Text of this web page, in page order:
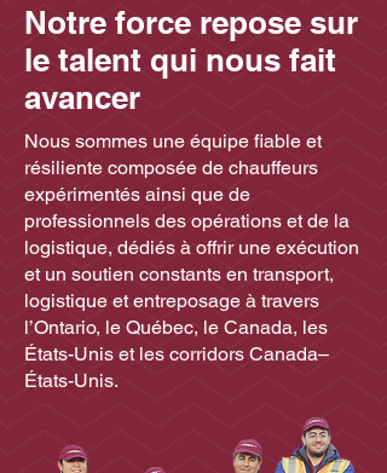
processus constants sont
affectés aux corridors ou
aux opérations d’un
expéditeur.Le transport
par camionnage à charge
complète est
généralement utilisé pour
des expéditions
transactionnelles ou sur
des corridors spécifiques,
en utilisant l’équipement
d’ANDY.
Notre force repose sur
le talent qui nous fait
avancer
Nous sommes une équipe fiable et
résiliente composée de chauffeurs
expérimentés ainsi que de
professionnels des opérations et de la
logistique, dédiés à offrir une exécution
et un soutien constants en transport,
logistique et entreposage à travers
l’Ontario, le Québec, le Canada, les
États-Unis et les corridors Canada–
États-Unis.